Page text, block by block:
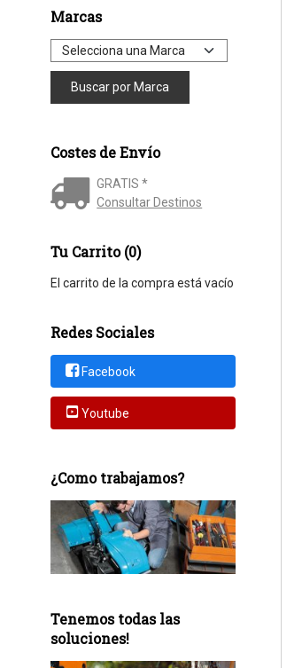
Marcas
Costes de Envío
GRATIS *
Consultar Destinos
Tu Carrito (0)
El carrito de la compra está vacío
Redes Sociales
Facebook
Youtube
¿Como trabajamos?
Tenemos todas las
soluciones!